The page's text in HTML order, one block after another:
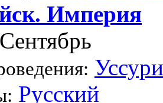
Империя
Русский